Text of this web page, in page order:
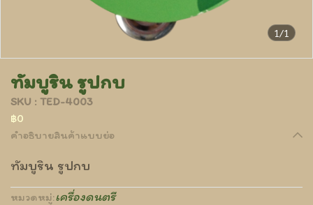
1/1
ทัมบูริน รูปกบ
SKU : TED-4003
฿0
คำอธิบายสินค้าแบบย่อ
ทัมบูริน รูปกบ
หมวดหมู่:เครื่องดนตรี